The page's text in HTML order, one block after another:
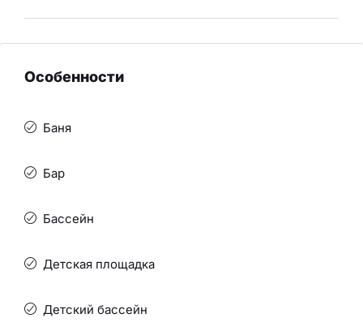
Особенности
Баня
Бар
Бассейн
Детская площадка
Детский бассейн